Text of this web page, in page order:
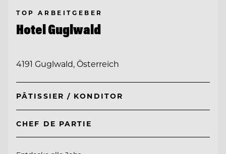
TOP ARBEITGEBER
Hotel Guglwald
4191 Guglwald, Österreich
PÂTISSIER / KONDITOR
CHEF DE PARTIE